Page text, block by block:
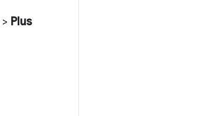
> Plus